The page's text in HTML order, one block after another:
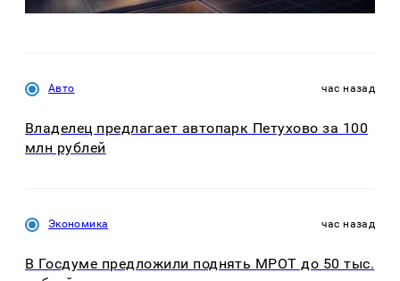
Авто час назад
Владелец предлагает автопарк Петухово за 100
млн рублей
Экономика час назад
В Госдуме предложили поднять МРОТ до 50 тыс.